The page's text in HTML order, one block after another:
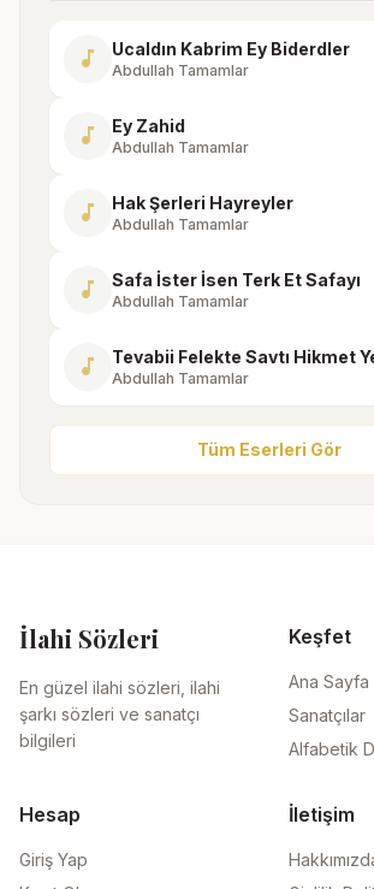
music_note Ucaldın Kabrim Ey Biderdler
Abdullah Tamamlar
music_note Ey Zahid
Abdullah Tamamlar
music_note Hak Şerleri Hayreyler
Abdullah Tamamlar
music_note Safa İster İsen Terk Et Safayı
Abdullah Tamamlar
music_note Tevabii Felekte Savtı Hikmet
Abdullah Tamamlar
Tüm Eserleri Gör
İlahi Sözleri
En güzel ilahi sözleri, ilahi
şarkı sözleri ve sanatçı
bilgileri
Keşfet
Ana Sayfa
Sanatçılar
Alfabetik
Hesap
Giriş Yap
İletişim